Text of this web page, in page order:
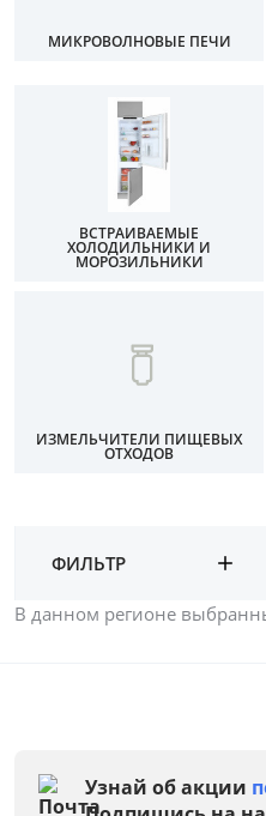
МИКРОВОЛНОВЫЕ ПЕЧИ
ВСТРАИВАЕМЫЕ
ХОЛОДИЛЬНИКИ И
МОРОЗИЛЬНИКИ
ИЗМЕЛЬЧИТЕЛИ ПИЩЕВЫХ
ОТХОДОВ
ФИЛЬТР
В данном регионе
Узнай об акции